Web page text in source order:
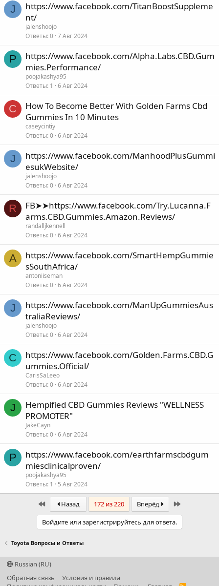
J
https://www.facebook.com/TitanBoostSuppleme
nt/
jalenshoojo
Ответы 0 7 Авг 2024
P
https://www.facebook.com/Alpha.Labs.CBD.Gum
mies.Performance/
poojakashya95
Ответы 1 6 Авг 2024
C
How To Become Better With Golden Farms Cbd
Gummies In 10 Minutes
caseycintiy
Ответы 0 6 Авг 2024
J
https://www.facebook.com/ManhoodPlusGummi
esukWebsite/
jalenshoojo
Ответы 0 6 Авг 2024
R
FB➤➤https://www.facebook.com/Try.Lucanna.F
arms.CBD.Gummies.Amazon.Reviews/
randalljkennell
Ответы 0 6 Авг 2024
A
https://www.facebook.com/SmartHempGummie
sSouthAfrica/
antoniiseman
Ответы 0 6 Авг 2024
J
https://www.facebook.com/ManUpGummiesAus
traliaReviews/
jalenshoojo
Ответы 0 6 Авг 2024
C
https://www.facebook.com/Golden.Farms.CBD.G
ummies.Official/
CarisSaLeeo
Ответы 0 6 Авг 2024
J
Hempified CBD Gummies Reviews "WELLNESS
PROMOTER"
JakeCayn
Ответы 0 6 Авг 2024
P
https://www.facebook.com/earthfarmscbdgum
miesclinicalproven/
poojakashya95
Ответы 1 5 Авг 2024
First Назад 172 из 220 Вперёд Last
Войдите или зарегистрируйтесь для ответа.
Toyota Вопросы и Ответы
Russian (RU)
Обратная связь
Условия и правила